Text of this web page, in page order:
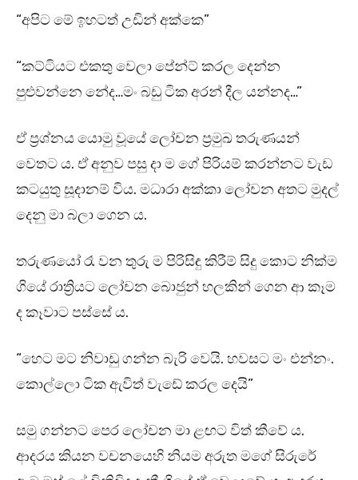
“අපිට මේ ඉහටත් උඩින් අක්කෙ”
“කට්ටියට එකතු වෙලා පේන්ට් කරල දෙන්න
පුළුවන්නෙ නේද…මං බඩු ටික අරන් දීල යන්නද…”
ඒ ප්‍රශ්නය යොමු වූයේ ලෝචන ප්‍රමුඛ තරුණයන්
වෙතට ය. ඒ අනුව පසු දා ම ගේ පිරියම් කරන්නට වැඩ
කටයුතු සූදානම් විය. මධාරා අක්කා ලෝචන අතට මුදල්
දෙනු මා බලා ගෙන ය.
තරුණයෝ රෑ වන තුරු ම පිරිසිඳු කිරීම් සිදු කොට නික්ම
ගියේ රාත්‍රියට ලෝචන බොජුන් හලකින් ගෙන ආ කෑම
ද කෑවාට පස්සේ ය.
“හෙට මට නිවාඩු ගන්න බැරි වෙයි. හවසට මං එන්නං.
කොල්ලො ටික ඇවිත් වැඩේ කරල දෙයි”
සමු ගන්නට පෙර ලෝචන මා ළඟට විත් කීවේ ය.
ආදරය කියන වචනයෙහි නියම අරුත මගේ සිරුරේ